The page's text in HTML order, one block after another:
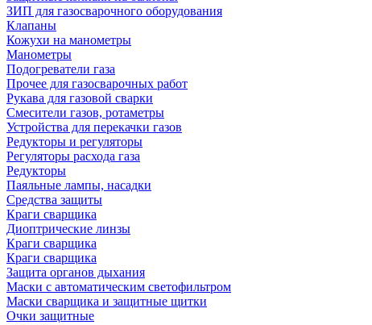
ЗИП для газосварочного оборудования
Клапаны
Кожухи на манометры
Манометры
Подогреватели газа
Прочее для газосварочных работ
Рукава для газовой сварки
Смесители газов, ротаметры
Устройства для перекачки газов
Редукторы и регуляторы
Регуляторы расхода газа
Редукторы
Паяльные лампы, насадки
Средства защиты
Краги сварщика
Диоптрические линзы
Краги сварщика
Краги сварщика
Защита органов дыхания
Маски с автоматическим светофильтром
Маски сварщика и защитные щитки
Очки защитные